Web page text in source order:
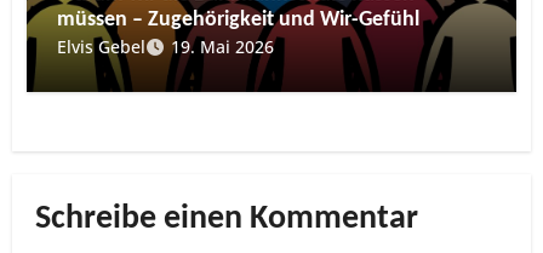
müssen – Zugehörigkeit und Wir-Gefühl
Elvis Gebel
19. Mai 2026
Schreibe einen Kommentar